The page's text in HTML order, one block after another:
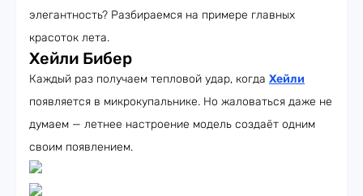
элегантность? Разбираемся на примере главных
красоток лета.
Хейли Бибер
Каждый раз получаем тепловой удар, когда Хейли
появляется в микрокупальнике. Но жаловаться даже не
думаем — летнее настроение модель создаёт одним
своим появлением.